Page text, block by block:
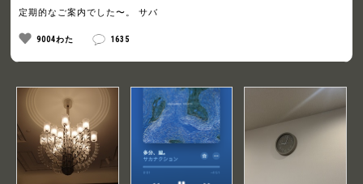
定期的なご案内でした〜。 サバ
9004わた 1635